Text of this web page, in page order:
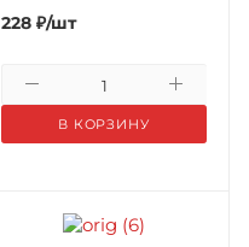
228₽/шт
В КОРЗИНУ